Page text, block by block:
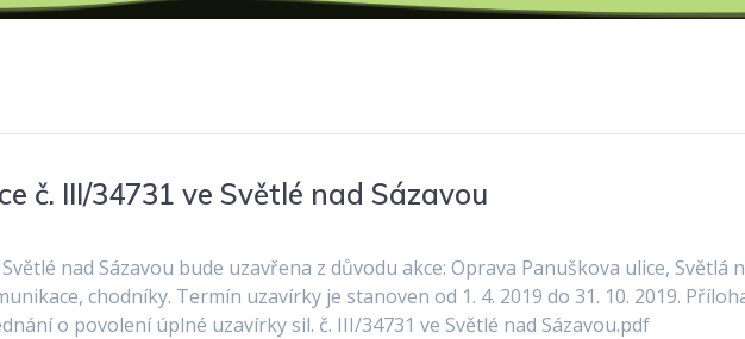
č. III/34731 ve Světlé nad Sázavou
nad Sázavou bude uzavřena z důvodu akce: Oprava Panuškova ulice, Světlá
chodníky. Termín uzavírky je stanoven od 1. 4. 2019 do 31. 10. 2019.
o povolení úplné uzavírky sil. č. III/34731 ve Světlé nad Sázavou.pdf